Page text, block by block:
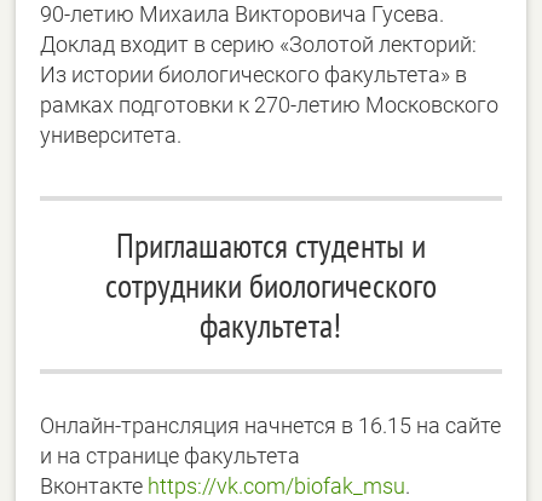
90-летию Михаила Викторовича Гусева.
Доклад входит в серию «Золотой лекторий:
Из истории биологического факультета» в
рамках подготовки к 270-летию Московского
университета.
Приглашаются студенты и
сотрудники биологического
факультета!
Онлайн-трансляция начнется в 16.15 на сайте
и на странице факультета
Вконтакте https://vk.com/biofak_msu.